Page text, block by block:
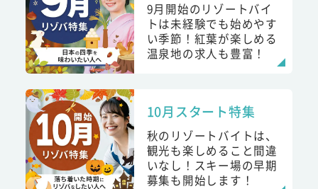
9月開始のリゾートバイ
トは未経験でも始めやす
い季節！紅葉が楽しめる
温泉地の求人も豊富！
10月スタート特集
秋のリゾートバイトは、
観光も楽しめること間違
いなし！スキー場の早期
募集も開始します！